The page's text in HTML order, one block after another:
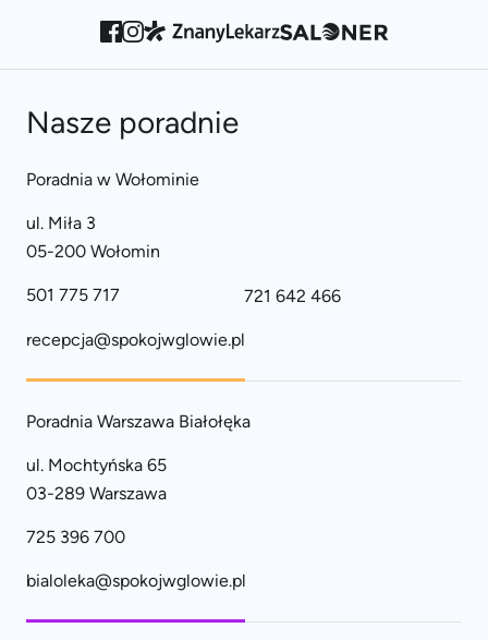
Nasze poradnie
Poradnia w Wołominie
ul. Miła 3
05-200 Wołomin
501 775 717 721 642 466
recepcja@spokojwglowie.pl
Poradnia Warszawa Białołęka
ul. Mochtyńska 65
03-289 Warszawa
725 396 700
bialoleka@spokojwglowie.pl